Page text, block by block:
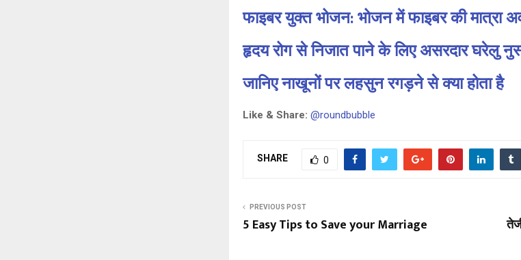
फाइबर युक्त भोजन: भोजन में फाइबर की मात्रा
हृदय रोग से निजात पाने के लिए असरदार घरेलु
जानिए नाखूनों पर लहसुन रगड़ने से क्या होता है
Like & Share: @roundbubble
SHARE 0
PREVIOUS POST
5 Easy Tips to Save your Marriage